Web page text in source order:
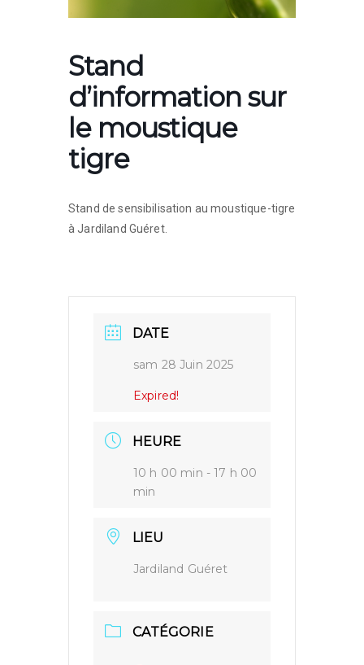
Stand
d’information sur
le moustique
tigre
Stand de sensibilisation au moustique-tigre
à Jardiland Guéret.
DATE
sam 28 Juin 2025
Expired!
HEURE
10 h 00 min - 17 h 00
min
LIEU
Jardiland Guéret
CATÉGORIE